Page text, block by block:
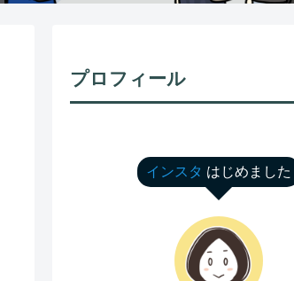
プロフィール
インスタ はじめました